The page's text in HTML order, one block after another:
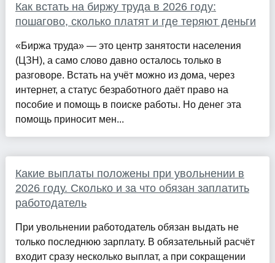
Как встать на биржу труда в 2026 году:
пошагово, сколько платят и где теряют деньги
«Биржа труда» — это центр занятости населения
(ЦЗН), а само слово давно осталось только в
разговоре. Встать на учёт можно из дома, через
интернет, а статус безработного даёт право на
пособие и помощь в поиске работы. Но денег эта
помощь приносит мен...
Какие выплаты положены при увольнении в
2026 году. Сколько и за что обязан заплатить
работодатель
При увольнении работодатель обязан выдать не
только последнюю зарплату. В обязательный расчёт
входит сразу несколько выплат, а при сокращении